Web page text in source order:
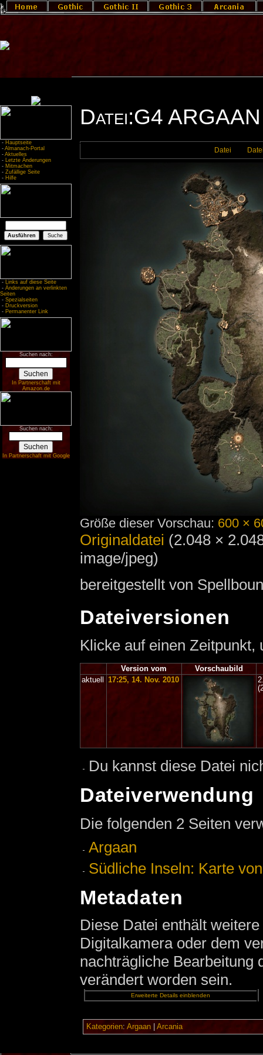
- Hauptseite
- Almanach-Portal
- Aktuelles
- Letzte Änderungen
- Mitmachen
- Zufällige Seite
- Hilfe
- Links auf diese Seite
- Änderungen an verlinkten
Seiten
- Spezialseiten
- Druckversion
- Permanenter Link
Suchen nach:
In Partnerschaft mit
Amazon.de
Suchen nach:
In Partnerschaft mit Google
Datei:G4
Datei
Größe dieser Vorschau: 600 ×
Originaldatei (2.048 ×
image/jpeg)
bereitgestellt von
Dateiversionen
Klicke auf einen
Version vom
Vorschaubild
aktuell
17:25, 14. Nov. 2010
Du kannst diese Datei
Dateiverwendung
Die folgenden 2 Seiten
Argaan
Südliche Inseln: Karte
Metadaten
Diese Datei enthält
Digitalkamera oder dem
nachträgliche Bearbeitung
verändert worden sein.
Erweiterte Details einblenden
Kategorien: Argaan| Arcania